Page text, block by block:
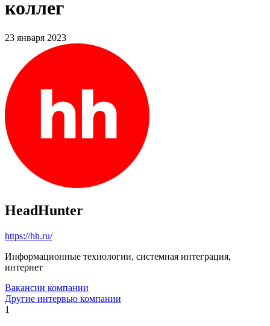
коллег
23 января 2023
HeadHunter
https://hh.ru/
Информационные технологии, системная интеграция,
интернет
Вакансии компании
Другие интервью компании
1